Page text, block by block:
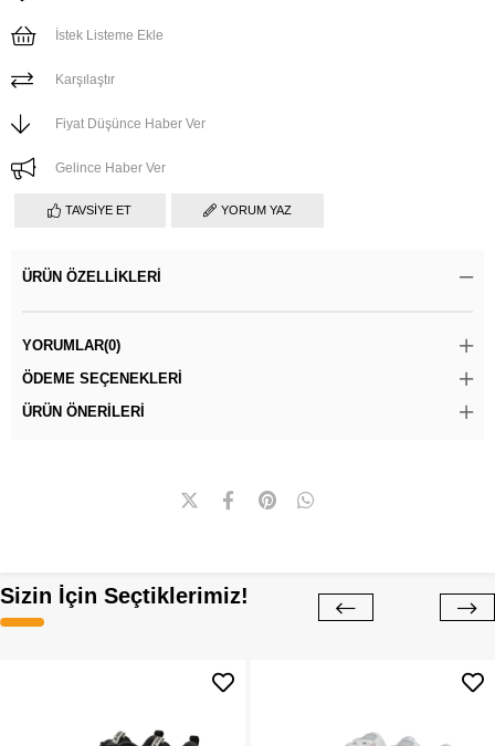
İstek Listeme Ekle
Karşılaştır
Fiyat Düşünce Haber Ver
Gelince Haber Ver
TAVSIYE ET YORUM YAZ
ÜRÜN ÖZELLIKLERI
YORUMLAR(0)
ÖDEME SEÇENEKLERI
ÜRÜN ÖNERILERI
Sizin İçin Seçtiklerimiz!